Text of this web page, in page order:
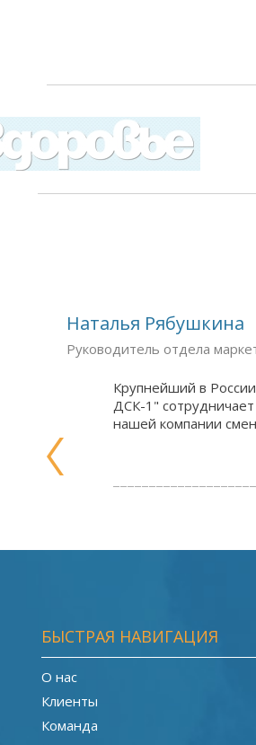
Наталья Рябушкина
Руководитель отдела
Крупнейший в
ДСК-1"
нашей компании
БЫСТРАЯ НАВИГАЦИЯ
О нас
Клиенты
Команда